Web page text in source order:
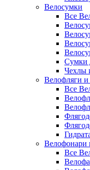
Велосумки
Все
Сумки
Чехлы
Велофляги и
Все
Велофонари
Все